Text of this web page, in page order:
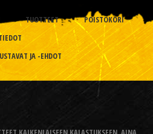
TUOTTEET
POISTOKORI
JA -EHDOT